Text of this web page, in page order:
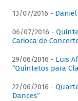
13/07/2016 - Daniel
06/07/2016 -
Carioca de
29/06/2016 - Luis
“Quintetos para
22/06/2016 -
Dances”